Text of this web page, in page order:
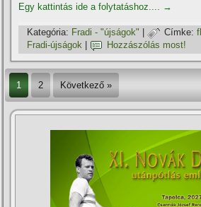
Egy kattintás ide a folytatáshoz.... →
Kategória: Fradi - "újságok" | Címke:
Fradi-újságok
Hozzászólás most!
1 2 Következő »